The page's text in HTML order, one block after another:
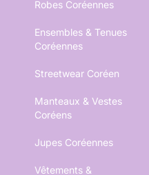
Robes Coréennes
Ensembles & Tenues
Coréennes
Streetwear Coréen
Manteaux & Vestes
Coréens
Jupes Coréennes
Vêtements &